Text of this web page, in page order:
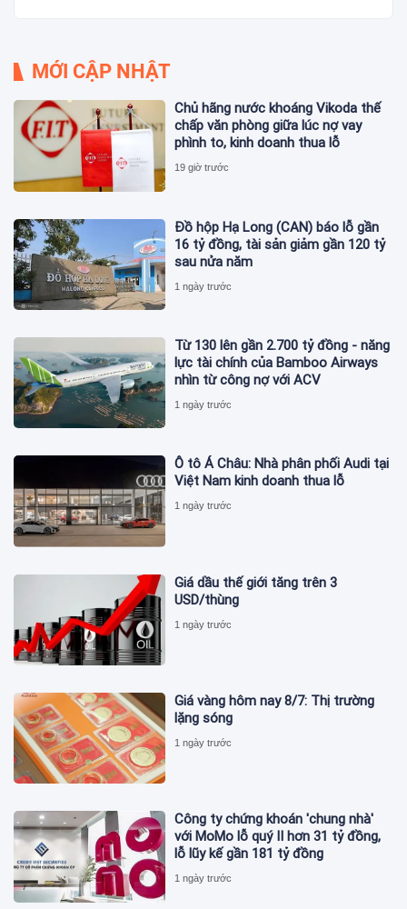
MỚI CẬP NHẬT
Chủ hãng nước khoáng Vikoda thế
chấp văn phòng giữa lúc nợ vay
phình to, kinh doanh thua lỗ
19 giờ trước
Đồ hộp Hạ Long (CAN) báo lỗ gần
16 tỷ đồng, tài sản giảm gần 120 tỷ
sau nửa năm
1 ngày trước
Từ 130 lên gần 2.700 tỷ đồng - năng
lực tài chính của Bamboo Airways
nhìn từ công nợ với ACV
1 ngày trước
Ô tô Á Châu: Nhà phân phối Audi tại
Việt Nam kinh doanh thua lỗ
1 ngày trước
Giá dầu thế giới tăng trên 3
USD/thùng
1 ngày trước
Giá vàng hôm nay 8/7: Thị trường
lặng sóng
1 ngày trước
Công ty chứng khoán 'chung nhà'
với MoMo lỗ quý II hơn 31 tỷ đồng,
lỗ lũy kế gần 181 tỷ đồng
1 ngày trước